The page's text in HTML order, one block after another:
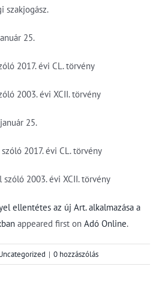
szakjogász.
25.
2017. évi CL. törvény
2003. évi XCII. törvény
25.
2017. évi CL. törvény
2003. évi XCII. törvény
ellentétes az új Art. alkalmazása a
appeared first on Adó Online.
| 0 hozzászólás